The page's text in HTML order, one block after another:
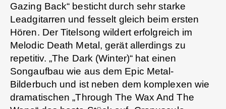
Gazing Back“ besticht durch sehr starke
Leadgitarren und fesselt gleich beim ersten
Hören. Der Titelsong wildert erfolgreich im
Melodic Death Metal, gerät allerdings zu
repetitiv. „The Dark (Winter)“ hat einen
Songaufbau wie aus dem Epic Metal-
Bilderbuch und ist neben dem komplexen wie
dramatischen „Through The Wax And The